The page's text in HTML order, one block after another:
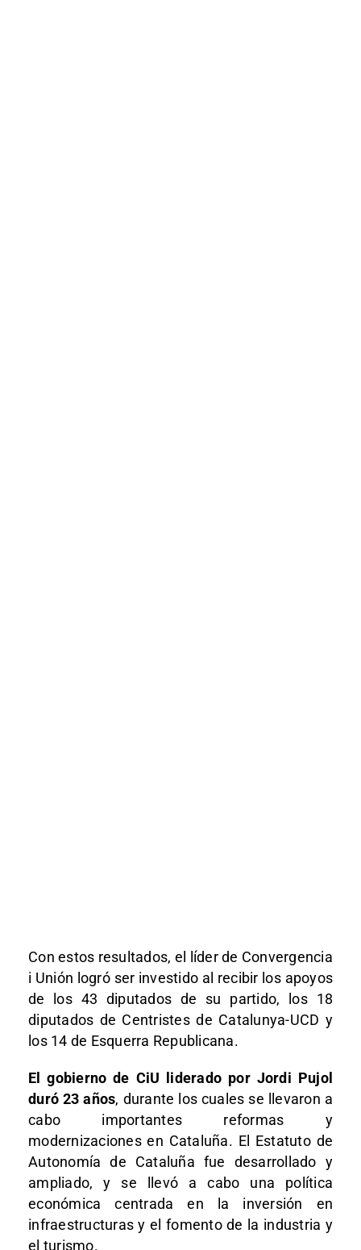
Con estos resultados, el líder de Convergencia
i Unión logró ser investido al recibir los apoyos
de los 43 diputados de su partido, los 18
diputados de Centristes de Catalunya-UCD y
los 14 de Esquerra Republicana.
El gobierno de CiU liderado por Jordi Pujol
duró 23 años, durante los cuales se llevaron a
cabo importantes reformas y
modernizaciones en Cataluña. El Estatuto de
Autonomía de Cataluña fue desarrollado y
ampliado, y se llevó a cabo una política
económica centrada en la inversión en
infraestructuras y el fomento de la industria y
el turismo.